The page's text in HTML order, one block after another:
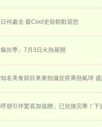
何處去 最Cool史前館歡迎您
街季」7月3日火熱展開
知名美食節目來東拍攝並搭乘熱氣球
朋引伴驚喜加值贈」已兌換完畢！下